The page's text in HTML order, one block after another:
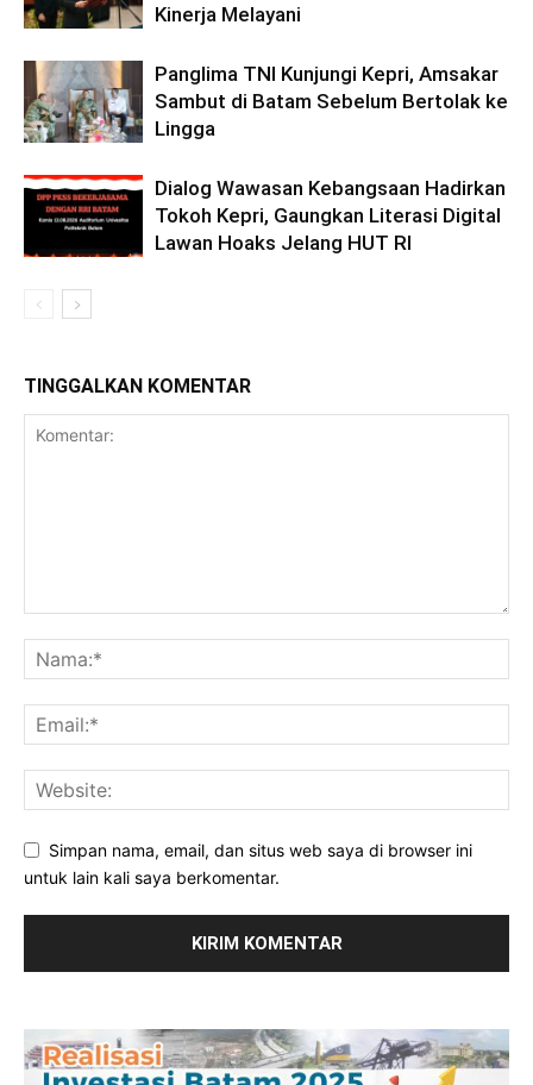
Kinerja Melayani
Panglima TNI Kunjungi Kepri, Amsakar
Sambut di Batam Sebelum Bertolak ke
Lingga
Dialog Wawasan Kebangsaan Hadirkan
Tokoh Kepri, Gaungkan Literasi Digital
Lawan Hoaks Jelang HUT RI
TINGGALKAN KOMENTAR
Simpan nama, email, dan situs web saya di browser ini
untuk lain kali saya berkomentar.